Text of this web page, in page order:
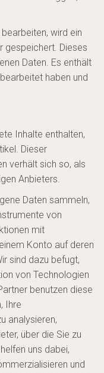
wird ein
gespeichert. Dieses
Daten. Es enthält
haben und
Inhalte enthalten,
Dieser
verhält sich so, als
Anbieters.
Daten sammeln,
von
mit
Konto auf deren
sind dazu befugt,
von Technologien
benutzen diese
Ihre
analysieren,
über die Sie zu
uns dabei,
und